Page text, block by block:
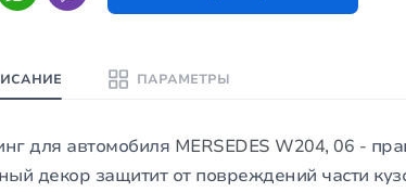
ПАРАМЕТРЫ
для автомобиля MERSEDES W204, 06 -
декор защитит от повреждений части